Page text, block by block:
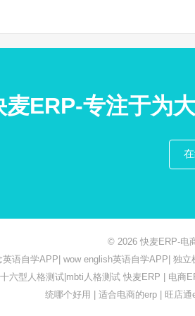
麦ERP-专注于为
© 2026 快麦ERP-电
英语自学APP| wow english英语自学APP| 独立
十六型人格测试|mbti人格测试 快麦ERP | 电商
统哪个好用 | 适合电商的erp| 旺店通